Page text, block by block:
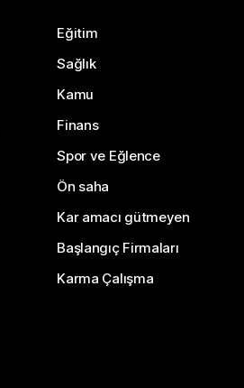
Eğitim
Sağlık
Kamu
Finans
Spor ve Eğlence
Ön saha
Kar amacı gütmeyen
Başlangıç Firmaları
Karma Çalışma